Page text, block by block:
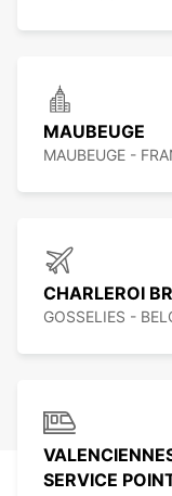
MAUBEUGE
MAUBEUGE -
CHARLEROI
GOSSELIES -
SERVICE